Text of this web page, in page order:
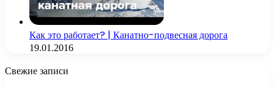
Как это работает? | Канатно-подвесная дорога
19.01.2016
Свежие записи